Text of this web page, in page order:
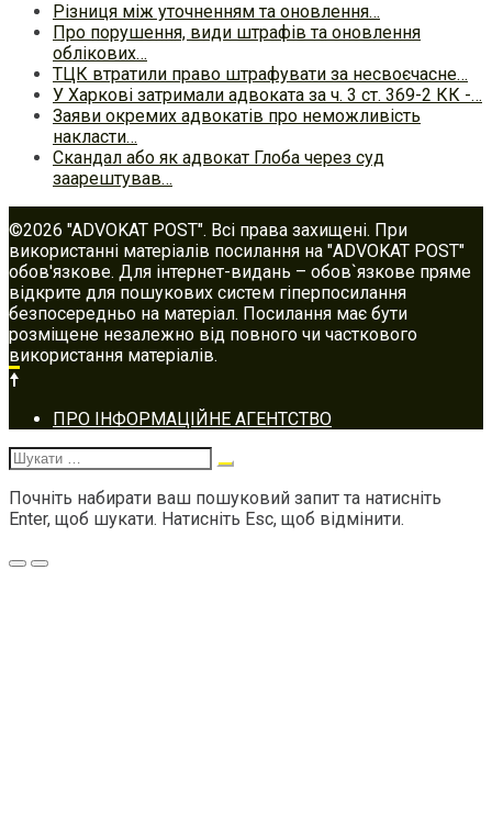
Різниця між уточненням та оновлення…
Про порушення, види штрафів та оновлення
облікових…
ТЦК втратили право штрафувати за несвоєчасне…
У Харкові затримали адвоката за ч. 3 ст. 369-2 КК -…
Заяви окремих адвокатів про неможливість
накласти…
Скандал або як адвокат Глоба через суд
заарештував…
©2026 "ADVOKAT POST". Всі права захищені. При
використанні матеріалів посилання на "ADVOKAT POST"
обов'язкове. Для інтернет-видань – обов`язкове пряме
відкрите для пошукових систем гіперпосилання
безпосередньо на матеріал. Посилання має бути
розміщене незалежно від повного чи часткового
використання матеріалів.
Footer
navigation
ПРО ІНФОРМАЦІЙНЕ АГЕНТСТВО
Шукати:
Почніть набирати ваш пошуковий запит та натисніть
Enter, щоб шукати. Натисніть Esc, щоб відмінити.
Меню